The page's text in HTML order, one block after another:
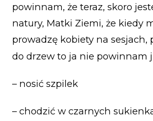
powinnam, że teraz, skoro
natury, Matki Ziemi, że kiedy
prowadzę kobiety na sesjach,
do drzew to ja nie powinnam
– nosić szpilek
– chodzić w czarnych